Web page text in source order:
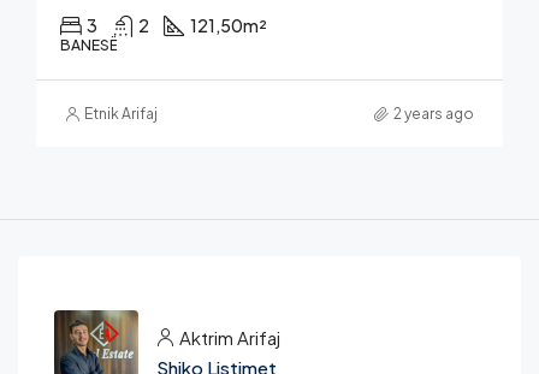
3 2 121,50m²
BANESË
Etnik Arifaj 2 years ago
Aktrim Arifaj
Shiko Listimet